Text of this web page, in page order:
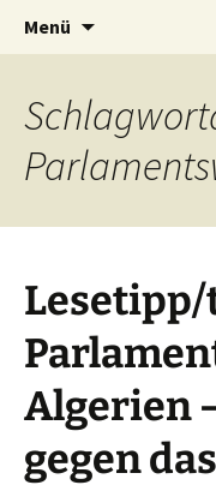
AFRICA
Seit 1998:
Afrika
Menü
Lesetipp/
Algerien
gegen